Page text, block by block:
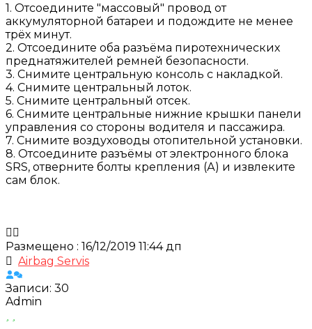
1. Отсоедините "массовый" провод от
аккумуляторной батареи и подождите не менее
трёх минут.
2. Отсоедините оба разъёма пиротехнических
преднатяжителей ремней безопасности.
3. Снимите центральную консоль с накладкой.
4. Снимите центральный лоток.
5. Снимите центральный отсек.
6. Снимите центральные нижние крышки панели
управления со стороны водителя и пассажира.
7. Снимите воздуховоды отопительной установки.
8. Отсоедините разъёмы от электронного блока
SRS, отверните болты крепления (А) и извлеките
сам блок.
Размещено : 16/12/2019 11:44 дп
Airbag Servis
Записи: 30
Admin